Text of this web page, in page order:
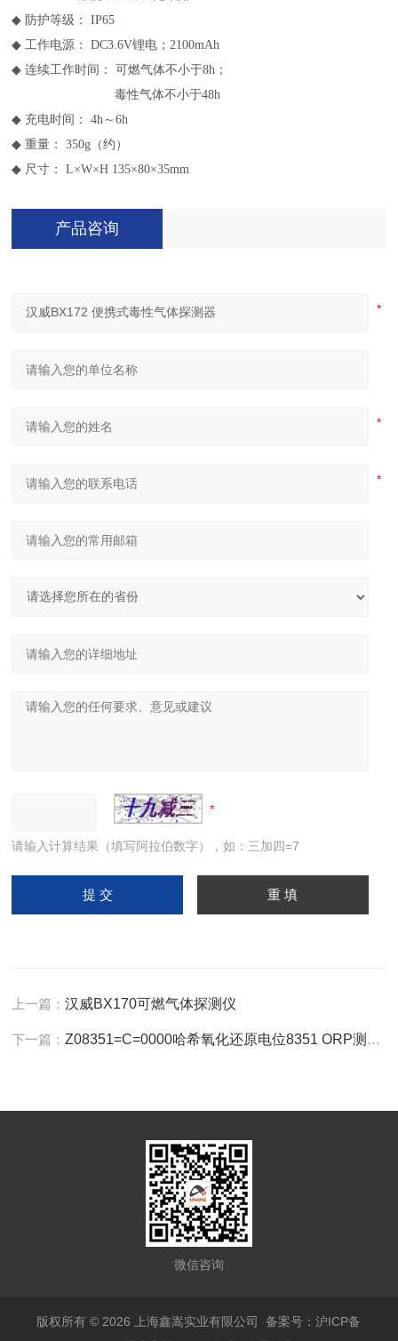
◆ 防护等级： IP65
◆ 工作电源： DC3.6V锂电；2100mAh
◆ 连续工作时间： 可燃气体不小于8h；
毒性气体不小于48h
◆ 充电时间： 4h～6h
◆ 重量： 350g（约）
◆ 尺寸： L×W×H 135×80×35mm
产品咨询
请输入计算结果（填写阿拉伯数字），如：三加四=7
上一篇：汉威BX170可燃气体探测仪
下一篇：Z08351=C=0000哈希氧化还原电位8351 ORP测定仪电极
微信咨询
版权所有 © 2026 上海鑫嵩实业有限公司备案号：沪ICP备